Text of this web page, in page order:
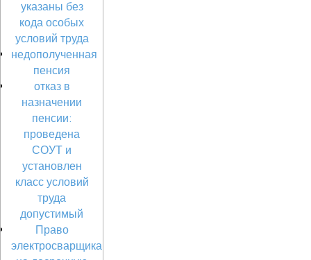
указаны без
кода особых
условий труда
недополученная
пенсия
отказ в
назначении
пенсии:
проведена
СОУТ и
установлен
класс условий
труда
допустимый
Право
электросварщика